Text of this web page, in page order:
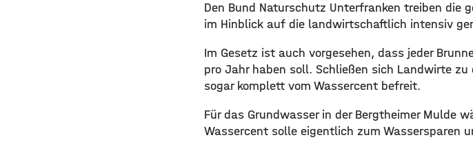
Den Bund Naturschutz Unterfranken treiben die
im Hinblick auf die landwirtschaftlich intensiv
Im Gesetz ist auch vorgesehen, dass jeder
pro Jahr haben soll. Schließen sich Landwirte
sogar komplett vom Wassercent befreit.
Für das Grundwasser in der Bergtheimer Mulde
Wassercent solle eigentlich zum Wassersparen